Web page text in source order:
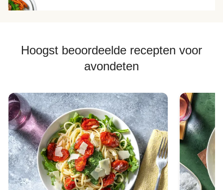
Hoogst beoordeelde recepten voor
avondeten